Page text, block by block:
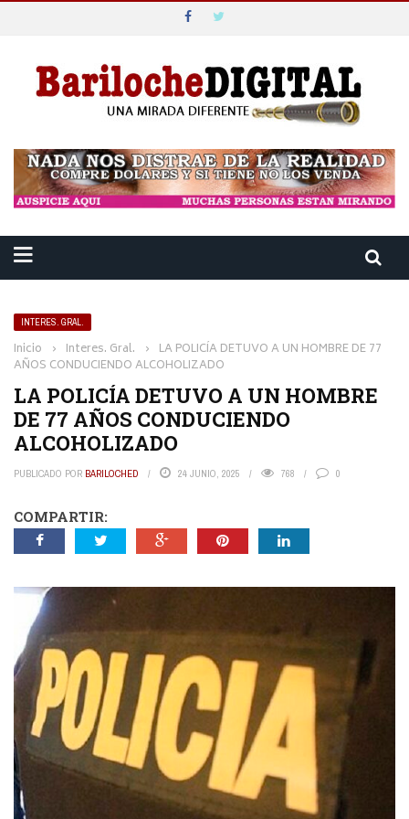
INTERES. GRAL.
Inicio › Interes. Gral. › LA POLICÍA DETUVO A UN HOMBRE DE 77
AÑOS CONDUCIENDO ALCOHOLIZADO
LA POLICÍA DETUVO A UN HOMBRE
DE 77 AÑOS CONDUCIENDO
ALCOHOLIZADO
PUBLICADO POR BARILOCHED 24 JUNIO, 2025 768 0
COMPARTIR: